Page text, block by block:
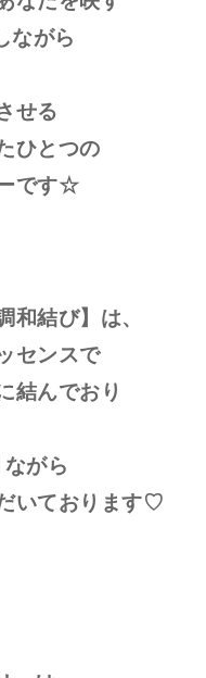
ながら
せる
ひとつの
です☆
和結び】は、
センスで
結んでおり
がら
いております♡